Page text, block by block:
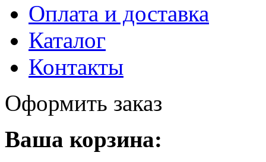
Оплата и доставка
Каталог
Контакты
Оформить заказ
Ваша корзина: